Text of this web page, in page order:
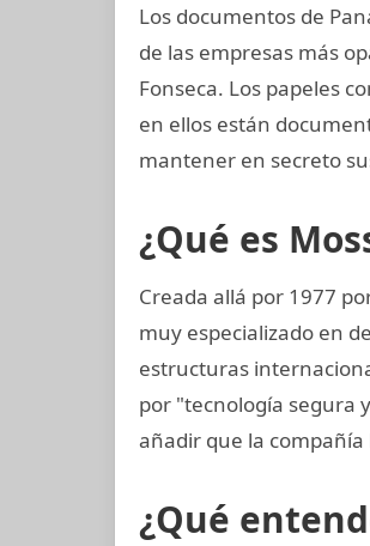
Los documentos de
de las empresas más
Fonseca. Los papeles
en ellos están
mantener en secreto
¿Qué es
Creada allá por 1977
muy especializado en
estructuras
por "tecnología segura
añadir que la
¿Qué